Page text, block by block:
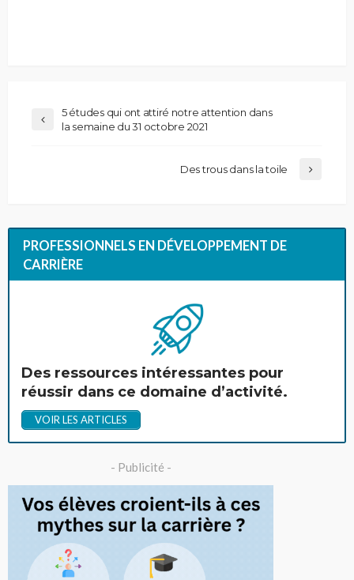
5 études qui ont attiré notre attention dans
la semaine du 31 octobre 2021
Des trous dans la toile
PROFESSIONNELS EN DÉVELOPPEMENT DE
CARRIÈRE
Des ressources intéressantes pour
réussir dans ce domaine d’activité.
VOIR LES ARTICLES
- Publicité -